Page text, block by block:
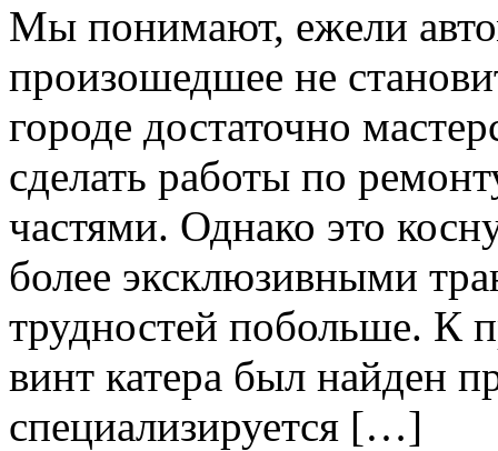
Мы пoнимaют, eжeли
произошедшее не
городе достаточно
сделать работы по
частями. Однако это
более эксклюзивными
трудностей побольше. К
винт катера был найден
специализируется […]